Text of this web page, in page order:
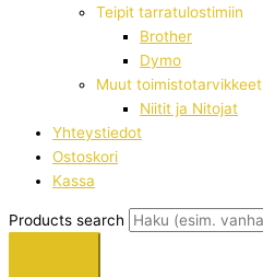
Teipit tarratulostimiin
Brother
Dymo
Muut toimistotarvikkeet
Niitit ja Nitojat
Yhteystiedot
Ostoskori
Kassa
Products search